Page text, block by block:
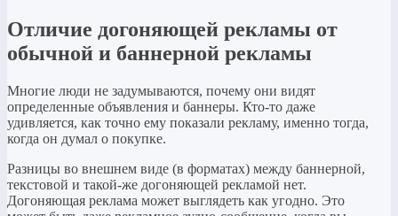
Отличие догоняющей рекламы от
обычной и баннерной рекламы
Многие люди не задумываются, почему они видят
определенные объявления и баннеры. Кто-то даже
удивляется, как точно ему показали рекламу, именно тогда,
когда он думал о покупке.
Разницы во внешнем виде (в форматах) между баннерной,
текстовой и такой-же догоняющей рекламой нет.
Догоняющая реклама может выглядеть как угодно. Это